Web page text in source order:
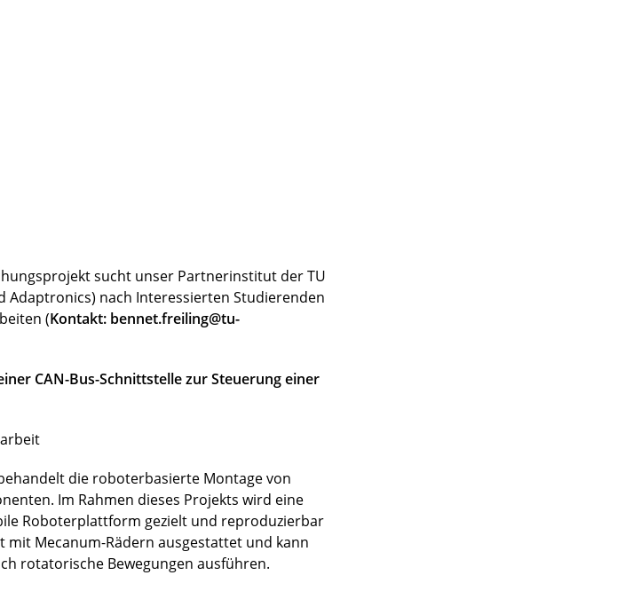
sucht unser Partnerinstitut der TU
Adaptronics) nach Interessierten Studierenden
(Kontakt: bennet.freiling@tu-
CAN-Bus-Schnittstelle zur Steuerung einer
die roboterbasierte Montage von
Im Rahmen dieses Projekts wird eine
Roboterplattform gezielt und reproduzierbar
mit Mecanum-Rädern ausgestattet und kann
rotatorische Bewegungen ausführen.